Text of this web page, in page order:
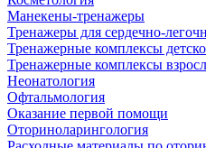
Манекены-тренажеры
Тренажеры для сердечно-
Тренажерные комплексы
Тренажерные комплексы
Неонатология
Офтальмология
Оказание первой помощи
Оториноларингология